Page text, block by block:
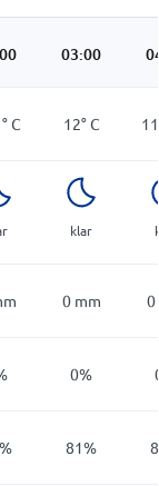
03:00
°C 12°C
klar
0 mm 0
0%
81%